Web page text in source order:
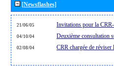
[Newsflashes]
21/06/05 Invitations pour la CRR-
04/10/04 Deuxième consultation
02/08/04 CRR chargée de réviser l